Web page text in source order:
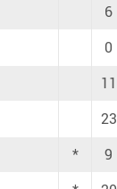
6
0
11
23
* 9